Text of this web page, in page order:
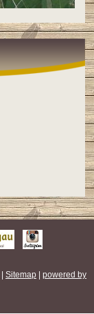
Sitemap powered by